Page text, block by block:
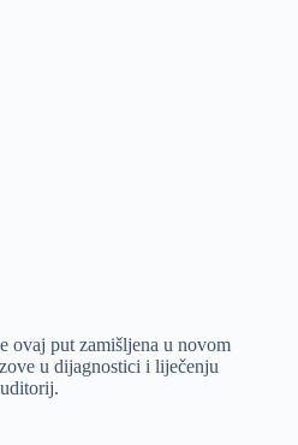
ovaj put zamišljena u novom
u dijagnostici i liječenju